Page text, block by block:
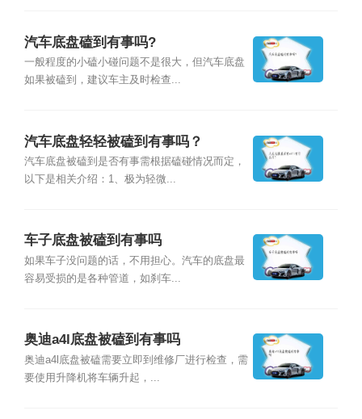
汽车底盘磕到有事吗?
一般程度的小磕小碰问题不是很大，但汽车底盘
如果被磕到，建议车主及时检查...
汽车底盘轻轻被磕到有事吗？
汽车底盘被磕到是否有事需根据磕碰情况而定，
以下是相关介绍：1、极为轻微...
车子底盘被磕到有事吗
如果车子没问题的话，不用担心。汽车的底盘最
容易受损的是各种管道，如刹车...
奥迪a4l底盘被磕到有事吗
奥迪a4l底盘被磕需要立即到维修厂进行检查，需
要使用升降机将车辆升起，...